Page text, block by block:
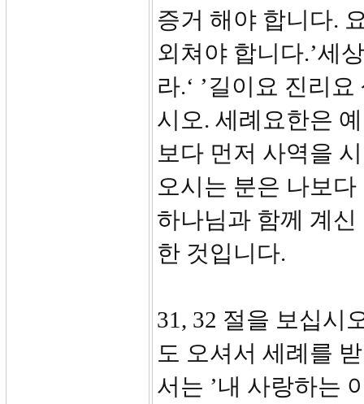
증거 해야 합니다.
외쳐야 합니다.’세
라.‘ ’길이요 진리
시오. 세례요한은
보다 먼저 사역을
오시는 분은 나보
하나님과 함께 계
한 것입니다.
31, 32 절을 보십시
도 오셔서 세례를
서는 ’내 사랑하는